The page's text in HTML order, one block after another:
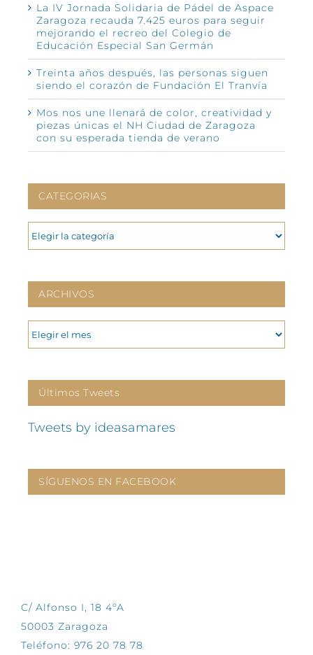
La IV Jornada Solidaria de Pádel de Aspace
Zaragoza recauda 7.425 euros para seguir
mejorando el recreo del Colegio de
Educación Especial San Germán
Treinta años después, las personas siguen
siendo el corazón de Fundación El Tranvía
Mos nos une llenará de color, creatividad y
piezas únicas el NH Ciudad de Zaragoza
con su esperada tienda de verano
CATEGORIAS
CATEGORIAS
ARCHIVOS
ARCHIVOS
Últimos Tweets
Tweets by ideasamares
SÍGUENOS EN FACEBOOK
C/ Alfonso I, 18 4ºA
50003 Zaragoza
Teléfono: 976 20 78 78